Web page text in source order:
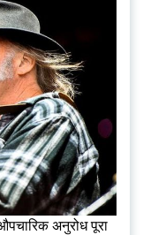
अनुरोध पूरा